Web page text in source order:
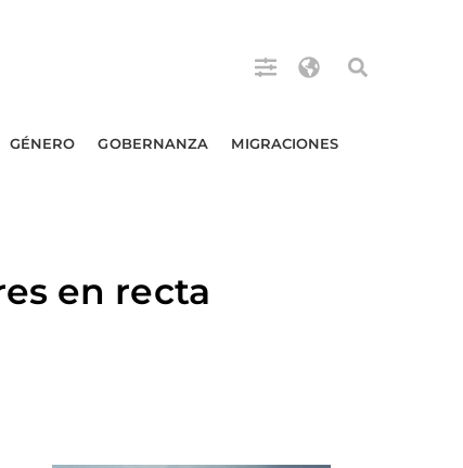
GÉNERO GOBERNANZA MIGRACIONES
en recta